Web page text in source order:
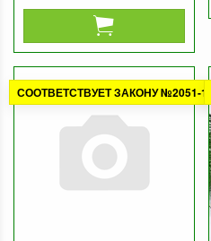
СООТВЕТСТВУЕТ ЗАКОНУ №2051-1